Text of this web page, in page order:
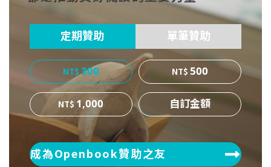
ok er
定期贊助 單筆贊助
300
500
1,000
成為Openbook贊助之友